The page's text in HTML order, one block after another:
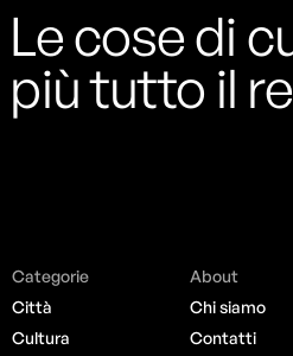
Le cose di
più tutto il
Categorie
Città
Cultura
About
Chi siamo
Contatti